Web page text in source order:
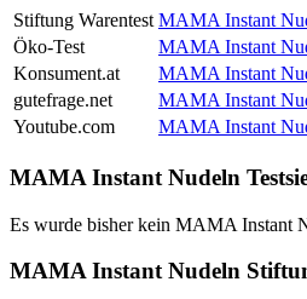
Stiftung Warentest MAMA Instant
Öko-Test
MAMA Instant
Konsument.at
MAMA Instant
gutefrage.net
MAMA Instant
Youtube.com
MAMA Instant
MAMA Instant Nudeln
Es wurde bisher kein MAMA Instant
MAMA Instant Nudeln